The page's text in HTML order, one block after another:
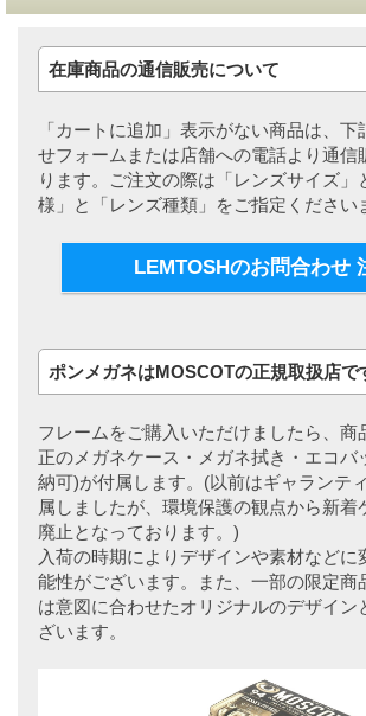
在庫商品の通信販売について
「カートに追加」表示がない商品は、下
せフォームまたは店舗への電話より通信
ります。ご注文の際は「レンズサイズ」
様」と「レンズ種類」をご指定ください
LEMTOSHのお問合わせ
ポンメガネはMOSCOTの正規取扱店で
フレームをご購入いただけましたら、商
正のメガネケース・メガネ拭き・エコバ
納可)が付属します。(以前はギャランテ
属しましたが、環境保護の観点から新着
廃止となっております。)
入荷の時期によりデザインや素材などに
能性がございます。また、一部の限定商
は意図に合わせたオリジナルのデザイン
ざいます。